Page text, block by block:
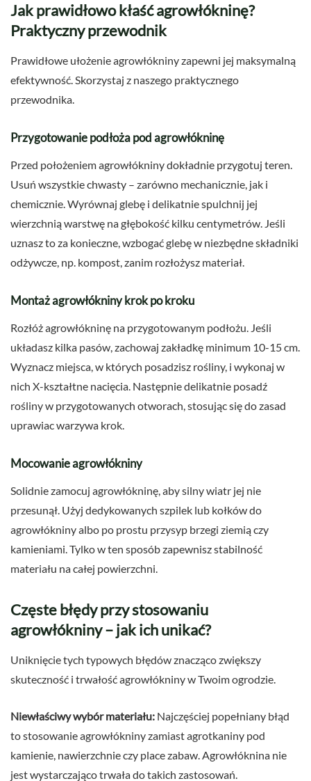
Jak prawidłowo kłaść agrowłókninę?
Praktyczny przewodnik
Prawidłowe ułożenie agrowłókniny zapewni jej maksymalną
efektywność. Skorzystaj z naszego praktycznego
przewodnika.
Przygotowanie podłoża pod agrowłókninę
Przed położeniem agrowłókniny dokładnie przygotuj teren.
Usuń wszystkie chwasty – zarówno mechanicznie, jak i
chemicznie. Wyrównaj glebę i delikatnie spulchnij jej
wierzchnią warstwę na głębokość kilku centymetrów. Jeśli
uznasz to za konieczne, wzbogać glebę w niezbędne składniki
odżywcze, np. kompost, zanim rozłożysz materiał.
Montaż agrowłókniny krok po kroku
Rozłóż agrowłókninę na przygotowanym podłożu. Jeśli
układasz kilka pasów, zachowaj zakładkę minimum 10-15 cm.
Wyznacz miejsca, w których posadzisz rośliny, i wykonaj w
nich X-kształtne nacięcia. Następnie delikatnie posadź
rośliny w przygotowanych otworach, stosując się do zasad
uprawiac warzywa krok.
Mocowanie agrowłókniny
Solidnie zamocuj agrowłókninę, aby silny wiatr jej nie
przesunął. Użyj dedykowanych szpilek lub kołków do
agrowłókniny albo po prostu przysyp brzegi ziemią czy
kamieniami. Tylko w ten sposób zapewnisz stabilność
materiału na całej powierzchni.
Częste błędy przy stosowaniu
agrowłókniny – jak ich unikać?
Uniknięcie tych typowych błędów znacząco zwiększy
skuteczność i trwałość agrowłókniny w Twoim ogrodzie.
Niewłaściwy wybór materiału: Najczęściej popełniany błąd
to stosowanie agrowłókniny zamiast agrotkaniny pod
kamienie, nawierzchnie czy place zabaw. Agrowłóknina nie
jest wystarczająco trwała do takich zastosowań.